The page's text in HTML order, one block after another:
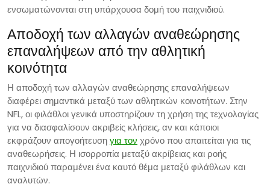
ενσωματώνονται στη υπάρχουσα δομή του παιχνιδιού.
Αποδοχή των αλλαγών αναθεώρησης
επαναλήψεων από την αθλητική
κοινότητα
Η αποδοχή των αλλαγών αναθεώρησης επαναλήψεων
διαφέρει σημαντικά μεταξύ των αθλητικών κοινοτήτων. Στην
NFL, οι φιλάθλοι γενικά υποστηρίζουν τη χρήση της τεχνολογίας
για να διασφαλίσουν ακριβείς κλήσεις, αν και κάποιοι
εκφράζουν απογοήτευσηγια τον χρόνο που απαιτείται για τις
αναθεωρήσεις. Η ισορροπία μεταξύ ακρίβειας και ροής
παιχνιδιού παραμένει ένα καυτό θέμα μεταξύ φιλάθλων και
αναλυτών.